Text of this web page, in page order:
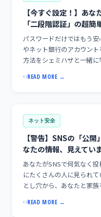
【今すぐ設定！】あ
「二段階認証」の超簡
パスワードだけではもう
やネット銀行のアカウン
方法をシェミハザと一緒に
READ MORE →
ネット安全
【警告】SNSの「公
なたの情報、見えてい
あなたがSNSで何気なく
にたくさんの人に見られ
とし穴から、あなたと家族
READ MORE →